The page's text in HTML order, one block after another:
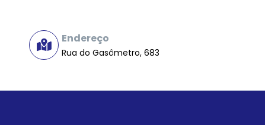
Endereço
Rua do Gasômetro, 683